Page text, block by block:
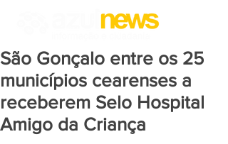
São Gonçalo entre os 25
municípios cearenses a
receberem Selo Hospital
Amigo da Criança